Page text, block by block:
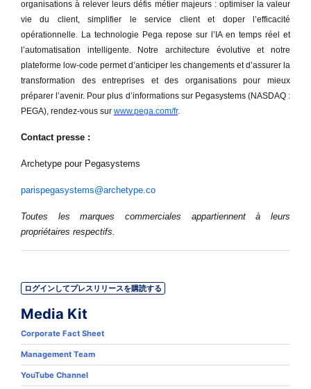
organisations à relever leurs défis métier majeurs : optimiser la valeur
vie du client, simplifier le service client et doper l’efficacité
opérationnelle. La technologie Pega repose sur l’IA en temps réel et
l’automatisation intelligente. Notre architecture évolutive et notre
plateforme low-code permet d’anticiper les changements et d’assurer la
transformation des entreprises et des organisations pour mieux
préparer l’avenir. Pour plus d’informations sur Pegasystems (NASDAQ :
PEGA), rendez-vous sur www.pega.com/fr.
Contact presse :
Archetype pour Pegasystems
parispegasystems@archetype.co
Toutes les marques commerciales appartiennent à leurs
propriétaires respectifs.
ログインしてプレスリリースを購読する
Media Kit
Corporate Fact Sheet
Management Team
YouTube Channel